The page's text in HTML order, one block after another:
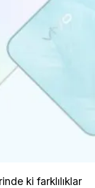
ki farklılıklar